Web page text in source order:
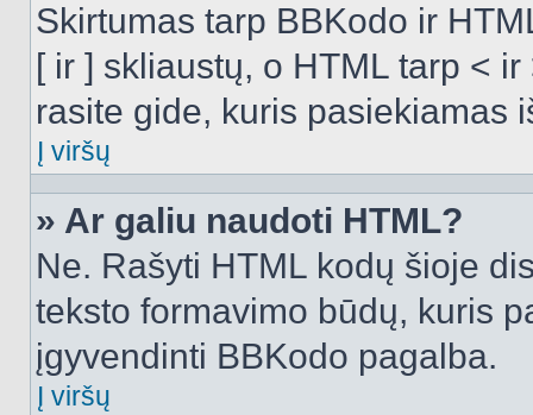
Skirtumas tarp BBKodo ir
[ ir ] skliaustų, o HTML tarp <
rasite gide, kuris pasiekiamas
Į viršų
» Ar galiu naudoti HTML?
Ne. Rašyti HTML kodų šioje
teksto formavimo būdų, kuris
įgyvendinti BBKodo pagalba.
Į viršų